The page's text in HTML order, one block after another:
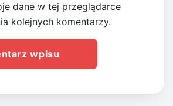
dane w tej przeglądarce
kolejnych komentarzy.